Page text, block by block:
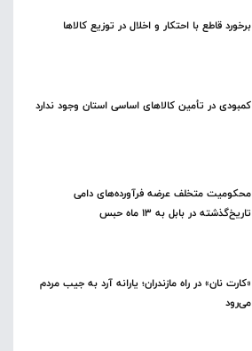
برخورد قاطع با احتکار و اخلال در توزیع کالاها
کمبودی در تأمین کالاهای اساسی استان وجود ندارد
محکومیت متخلف عرضه فرآورده‌های دامی
تاریخ‌گذشته در بابل به ۱۳ ماه حبس
«کارت نان» در راه مازندران؛ یارانه آرد به جیب مردم
می‌رود